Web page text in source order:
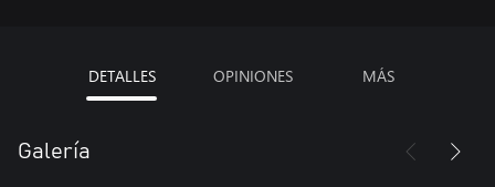
DETALLES OPINIONES MÁS
Galería